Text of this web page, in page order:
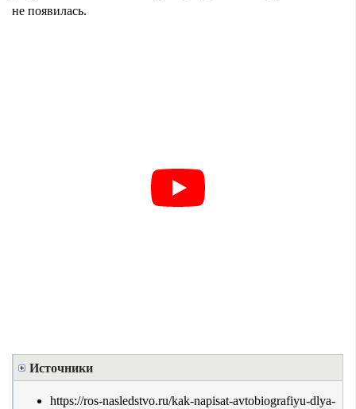
не появилась.
Источники
https://ros-nasledstvo.ru/kak-napisat-avtobiografiyu-dlya-